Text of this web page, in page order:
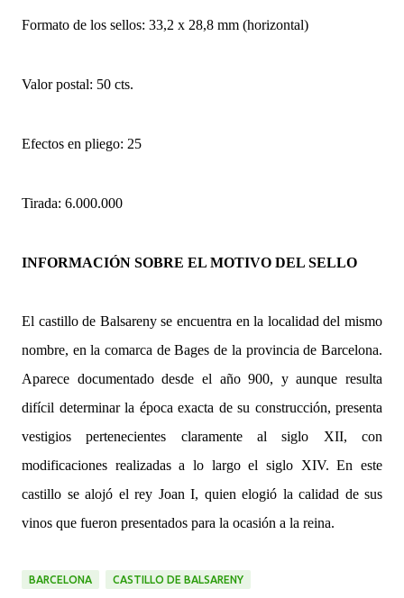
Formato de los sellos: 33,2 x 28,8 mm (horizontal)
Valor postal: 50 cts.
Efectos en pliego: 25
Tirada: 6.000.000
INFORMACIÓN SOBRE EL MOTIVO DEL SELLO
El castillo de Balsareny se encuentra en la localidad del mismo
nombre, en la comarca de Bages de la provincia de Barcelona.
Aparece documentado desde el año 900, y aunque resulta
difícil determinar la época exacta de su construcción, presenta
vestigios pertenecientes claramente al siglo XII, con
modificaciones realizadas a lo largo el siglo XIV. En este
castillo se alojó el rey Joan I, quien elogió la calidad de sus
vinos que fueron presentados para la ocasión a la reina.
BARCELONA CASTILLO DE BALSARENY